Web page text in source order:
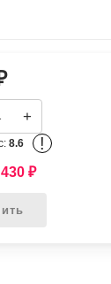
+
8.6 !
430 ₽